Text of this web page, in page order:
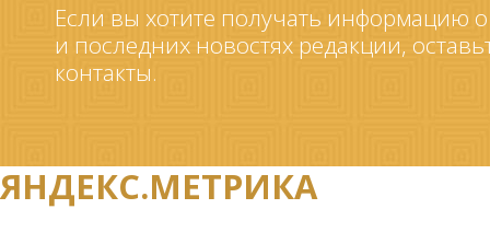
Если вы хотите получать информацию
и последних новостях редакции,
контакты.
ЯНДЕКС.МЕТРИКА